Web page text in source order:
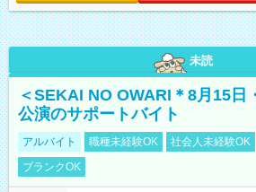
未読
＜SEKAI NO OWARI＊8月15日
公演のサポートバイト
アルバイト 職種未経験OK 社会人未経験OK
ブランクOK